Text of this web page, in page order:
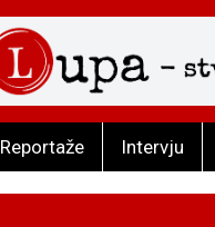
Reportaže Intervju